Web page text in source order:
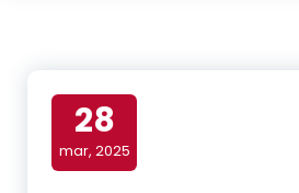
28
mar, 2025